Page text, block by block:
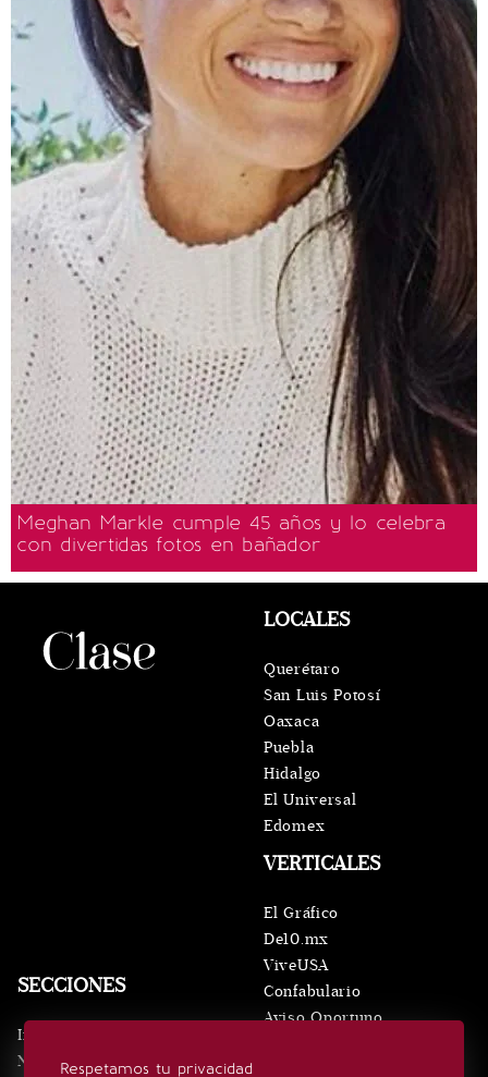
Meghan Markle cumple 45 años y lo celebra
con divertidas fotos en bañador
Respetamos tu privacidad
SECCIONES
Inicio
Noticias
VERTICALES
El Gráfico
De10.mx
ViveUSA
Confabulario
Aviso Oportuno
LOCALES
Querétaro
San Luis Potosí
Oaxaca
Puebla
Hidalgo
El Universal
Edomex